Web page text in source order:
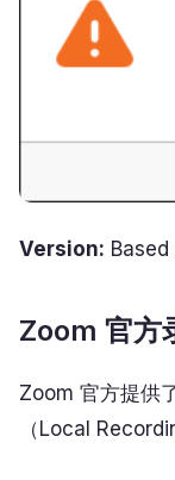
Version:
Zoom 官方
Zoom 官方提供
（Local